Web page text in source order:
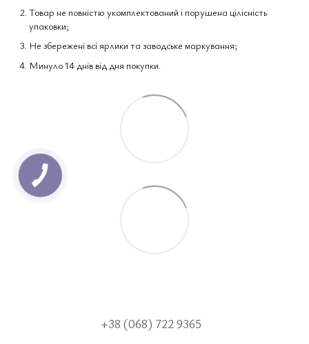
Товар не повністю укомплектований і порушена цілісність
упаковки;
Не збережені всі ярлики та заводське маркування;
Минуло 14 днів від дня покупки.
+38 (068) 722 9365